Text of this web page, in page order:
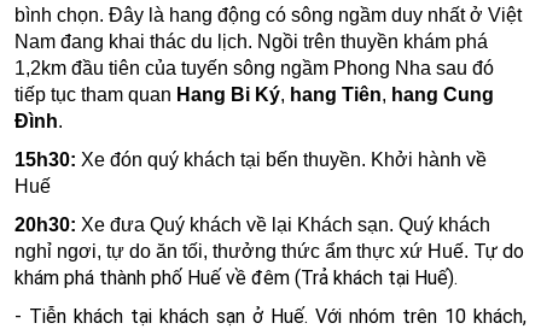
bình chọn. Đây là hang động có sông ngầm duy nhất ở Việt
Nam đang khai thác du lịch. Ngồi trên thuyền khám phá
1,2km đầu tiên của tuyến sông ngầm Phong Nha sau đó
tiếp tục tham quan Hang Bi Ký, hang Tiên, hang Cung
Đình.
15h30: Xe đón quý khách tại bến thuyền. Khởi hành về
Huế
20h30: Xe đưa Quý khách về lại Khách sạn. Quý khách
nghỉ ngơi, tự do ăn tối, thưởng thức ẩm thực xứ Huế. Tự do
khám phá thành phố Huế về đêm (Trả khách tại Huế).
- Tiễn khách tại khách sạn ở Huế. Với nhóm trên 10 khách,